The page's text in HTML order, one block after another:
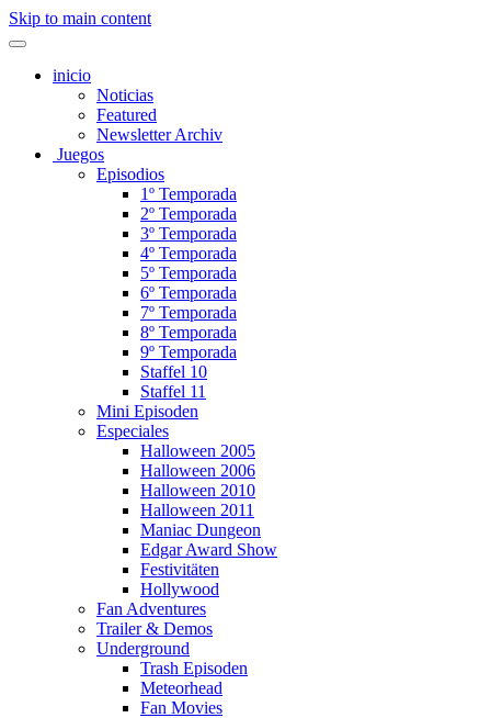
Skip to main content
inicio
Noticias
Featured
Newsletter Archiv
Juegos
Episodios
1º Temporada
2º Temporada
3º Temporada
4º Temporada
5º Temporada
6º Temporada
7º Temporada
8º Temporada
9º Temporada
Staffel 10
Staffel 11
Mini Episoden
Especiales
Halloween 2005
Halloween 2006
Halloween 2010
Halloween 2011
Maniac Dungeon
Edgar Award Show
Festivitäten
Hollywood
Fan Adventures
Trailer & Demos
Underground
Trash Episoden
Meteorhead
Fan Movies